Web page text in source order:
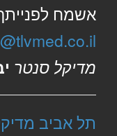
אשמח
מדיקל סנטר
תל אביב